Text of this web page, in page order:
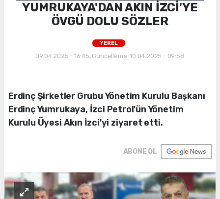
YUMRUKAYA'DAN AKIN İZCİ'YE
ÖVGÜ DOLU SÖZLER
YEREL
09.04.2025 - 16:45, Güncelleme: 10.04.2025 - 09:58
Erdinç Şirketler Grubu Yönetim Kurulu Başkanı
Erdinç Yumrukaya, İzci Petrol'ün Yönetim
Kurulu Üyesi Akın İzci'yi ziyaret etti.
ABONE OL